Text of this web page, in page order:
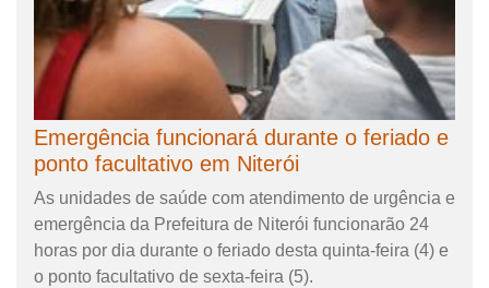
Emergência funcionará durante o feriado e
ponto facultativo em Niterói
As unidades de saúde com atendimento de urgência e
emergência da Prefeitura de Niterói funcionarão 24
horas por dia durante o feriado desta quinta-feira (4) e
o ponto facultativo de sexta-feira (5).